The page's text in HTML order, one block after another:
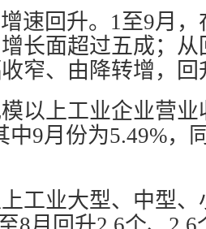
速回升。1至9月
长面超过五成；从
窄、由降转增，回
以上工业企业营业
9月份为5.49%，
工业大型、中型